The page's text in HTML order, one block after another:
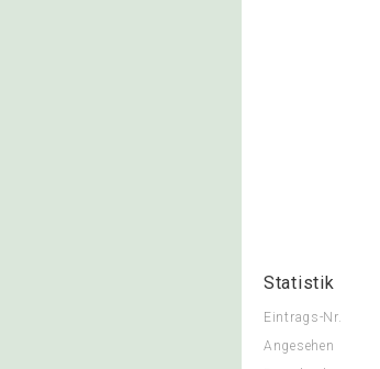
Statistik
Eintrags-Nr.
Angesehen